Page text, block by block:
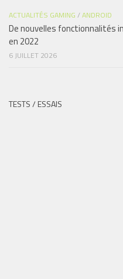
ACTUALITÉS GAMING /ANDROID
De nouvelles fonctionnalités
en 2022
6 JUILLET 2026
TESTS / ESSAIS